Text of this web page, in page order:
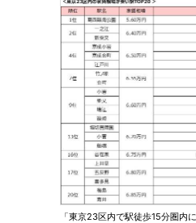
「東京23区内で駅徒歩15分圏内